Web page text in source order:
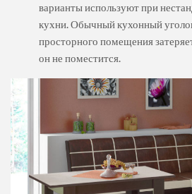
варианты используют при
кухни. Обычный кухонный
просторного помещения
он не поместится.